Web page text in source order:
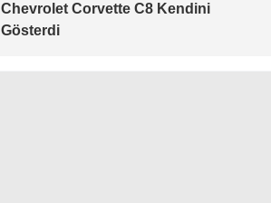
Chevrolet Corvette C8 Kendini
Gösterdi